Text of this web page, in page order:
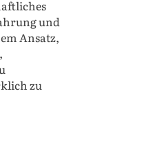
und
Ansatz,
zu